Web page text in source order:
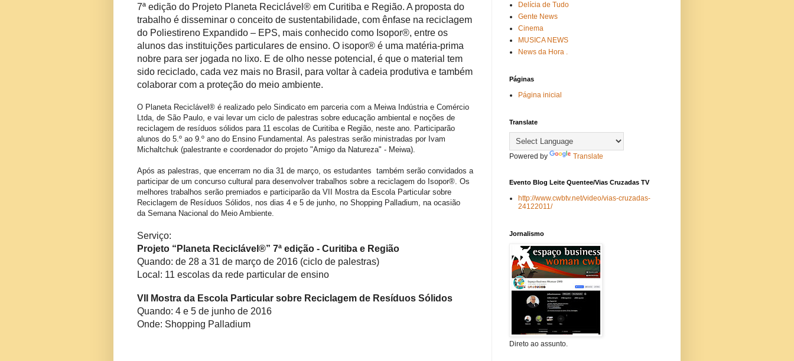
7ª edição do Projeto Planeta Reciclável® em Curitiba e Região. A proposta do
trabalho é disseminar o conceito de sustentabilidade, com ênfase na reciclagem
do Poliestireno Expandido – EPS, mais conhecido como Isopor®, entre os
alunos das instituições particulares de ensino. O isopor® é uma matéria-prima
nobre para ser jogada no lixo. E de olho nesse potencial, é que o material tem
sido reciclado, cada vez mais no Brasil, para voltar à cadeia produtiva e também
colaborar com a proteção do meio ambiente.
O Planeta Reciclável® é realizado pelo Sindicato em parceria com a Meiwa Indústria e Comércio
Ltda, de São Paulo, e vai levar um ciclo de palestras sobre educação ambiental e noções de
reciclagem de resíduos sólidos para 11 escolas de Curitiba e Região, neste ano. Participarão
alunos do 5.º ao 9.º ano do Ensino Fundamental. As palestras serão ministradas por Ivam
Michaltchuk (palestrante e coordenador do projeto "Amigo da Natureza" - Meiwa).
Após as palestras, que encerram no dia 31 de março, os estudantes também serão convidados a
participar de um concurso cultural para desenvolver trabalhos sobre a reciclagem do Isopor®. Os
melhores trabalhos serão premiados e participarão da VII Mostrada Escola Particular sobre
Reciclagem de Resíduos Sólidos, nos dias 4 e 5 de junho, no Shopping Palladium, na ocasião
da Semana Nacional do Meio Ambiente.
Serviço:
Projeto “Planeta Reciclável®” 7ª edição - Curitiba e Região
Quando: de 28 a 31 de março de 2016 (ciclo de palestras)
Local: 11 escolas da rede particular de ensino
VII Mostra da Escola Particular sobre Reciclagem de Resíduos Sólidos
Quando: 4 e 5 de junho de 2016
Onde: Shopping Palladium
Delícia de Tudo
Gente News
Cinema
MUSICA NEWS
News da Hora .
Páginas
Página inicial
Translate
Powered by Translate
Evento Blog Leite Quentee/Vias Cruzadas TV
http://www.cwbtv.net/video/vias-cruzadas-
24122011/
Jornalismo
Direto ao assunto.